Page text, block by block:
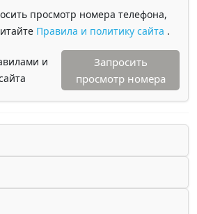
просмотр номера телефона,
Правила и политику сайта .
и
Запросить
просмотр номера